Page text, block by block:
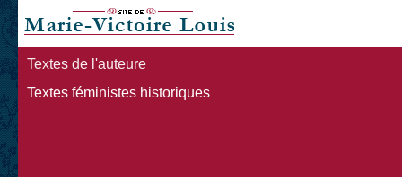
Textes de l'auteure
Textes féministes historiques